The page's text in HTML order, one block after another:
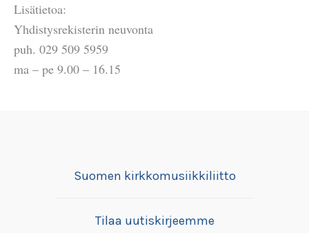
Lisätietoa:
Yhdistysrekisterin neuvonta
puh. 029 509 5959
ma – pe 9.00 – 16.15
Suomen kirkkomusiikkiliitto
Tilaa uutiskirjeemme